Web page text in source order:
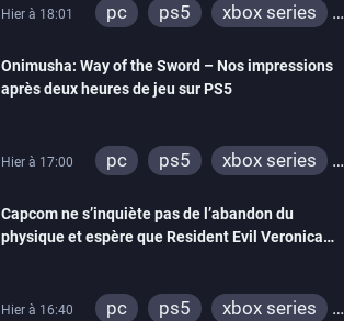
Hier à 18:01 pc ps5
xbox series
Onimusha: Way of the Sword – Nos impressions
après deux heures de jeu sur PS5
Hier à 17:00 pc ps5
xbox series
Capcom ne s’inquiète pas de l’abandon du
physique et espère que Resident Evil Veronica
Hier à 16:40 pc ps5
xbox series